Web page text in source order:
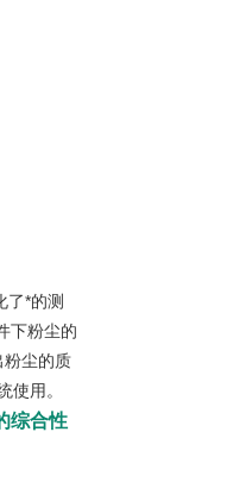
了*的测
下粉尘的
粉尘的质
使用。
综合性